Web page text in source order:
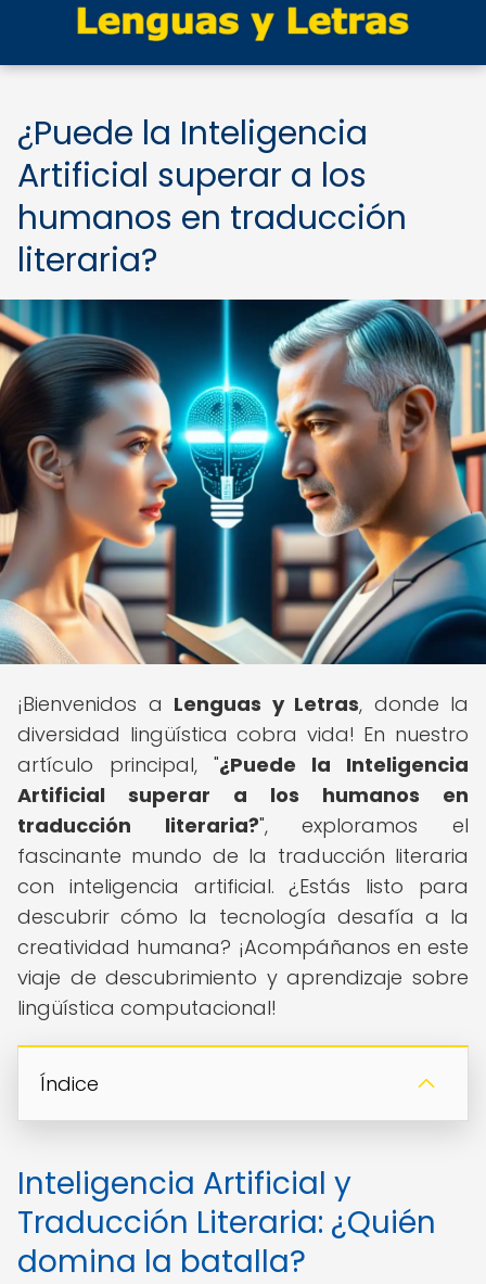
¿Puede la Inteligencia
Artificial superar a los
humanos en traducción
literaria?
¡Bienvenidos a Lenguas y Letras, donde la
diversidad lingüística cobra vida! En nuestro
artículo principal, "¿Puede la Inteligencia
Artificial superar a los humanos en
traducción literaria?", exploramos el
fascinante mundo de la traducción literaria
con inteligencia artificial. ¿Estás listo para
descubrir cómo la tecnología desafía a la
creatividad humana? ¡Acompáñanos en este
viaje de descubrimiento y aprendizaje sobre
lingüística computacional!
Índice
Inteligencia Artificial y
Traducción Literaria: ¿Quién
domina la batalla?